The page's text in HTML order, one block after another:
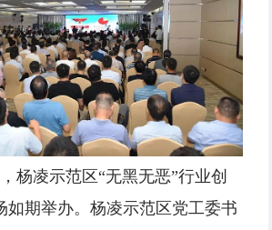
杨凌示范区“无黑无恶”行业创
如期举办。杨凌示范区党工委书